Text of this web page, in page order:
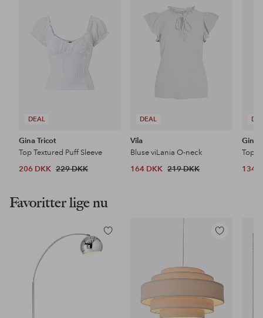
DEAL
Gina Tricot
Top Textured Puff Sleeve
206 DKK 229 DKK
DEAL
favoritter
Vila
Bluse viLania O-neck
164 DKK 219 DKK
Gina
Top
134
Favoritter lige nu
Tilføj
til
Tilføj